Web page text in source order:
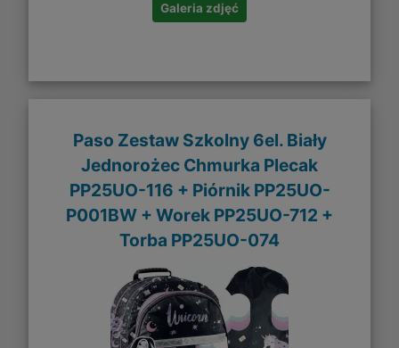
Galeria zdjęć
Paso Zestaw Szkolny 6el. Biały
Jednorożec Chmurka Plecak
PP25UO-116 + Piórnik PP25UO-
P001BW + Worek PP25UO-712 +
Torba PP25UO-074